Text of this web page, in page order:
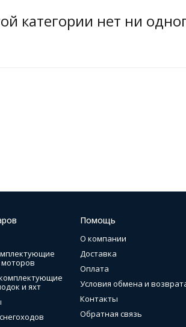
категории нет ни
и яхт
Помощь
О компании
Доставка
Оплата
Условия обмена и
Контакты
Обратная связь